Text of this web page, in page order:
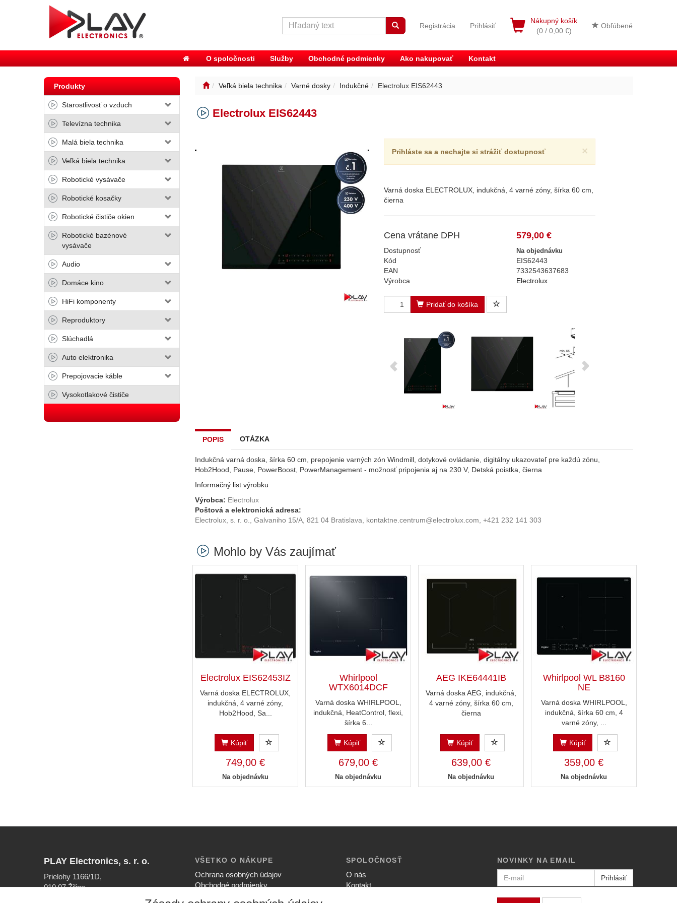
Nákupný košík
(0 / 0,00 €)
Obľúbené
Registrácia Prihlásiť
O spoločnosti Služby Obchodné podmienky Ako nakupovať Kontakt
Produkty
Starostlivosť o vzduch
Televízna technika
Malá biela technika
Veľká biela technika
Robotické vysávače
Robotické kosačky
Robotické čističe okien
Robotické bazénové
vysávače
Audio
Domáce kino
HiFi komponenty
Reproduktory
Slúchadlá
Auto elektronika
Prepojovacie káble
Vysokotlakové čističe
Veľká biela technika Varné dosky Indukčné Electrolux EIS62443
Electrolux EIS62443
×
Prihláste sa a nechajte si strážiť dostupnosť
Varná doska ELECTROLUX, indukčná, 4 varné zóny, šírka 60 cm,
čierna
Cena vrátane DPH 579,00 €
Dostupnosť Na objednávku
Kód
EIS62443
EAN
7332543637683
Výrobca
Electrolux
Pridať do košíka
POPIS OTÁZKA
Indukčná varná doska, šírka 60 cm, prepojenie varných zón Windmill, dotykové ovládanie, digitálny ukazovateľ pre každú zónu,
Hob2Hood, Pause, PowerBoost, PowerManagement - možnosť pripojenia aj na 230 V, Detská poistka, čierna
Informačný list výrobku
Výrobca: Electrolux
Poštová a elektronická adresa:
Electrolux, s. r. o., Galvaniho 15/A, 821 04 Bratislava, kontaktne.centrum@electrolux.com, +421 232 141 303
Mohlo by Vás zaujímať
Electrolux EIS62453IZ
Varná doska ELECTROLUX,
indukčná, 4 varné zóny,
Hob2Hood, Sa...
Kúpiť
749,00 €
Na objednávku
Whirlpool
WTX6014DCF
Varná doska WHIRLPOOL,
indukčná, HeatControl, flexi,
šírka 6...
Kúpiť
679,00 €
Na objednávku
AEG IKE64441IB
Varná doska AEG, indukčná,
4 varné zóny, šírka 60 cm,
čierna
Kúpiť
639,00 €
Na objednávku
Whirlpool WL B8160
NE
Varná doska WHIRLPOOL,
indukčná, šírka 60 cm, 4
varné zóny, ...
Kúpiť
359,00 €
Na objednávku
PLAY Electronics, s. r. o.
Prielohy 1166/1D,
010 07 Žilina
VŠETKO O NÁKUPE
Ochrana osobných údajov
Obchodné podmienky
SPOLOČNOSŤ
O nás
Kontakt
NOVINKY NA EMAIL
Prihlásiť